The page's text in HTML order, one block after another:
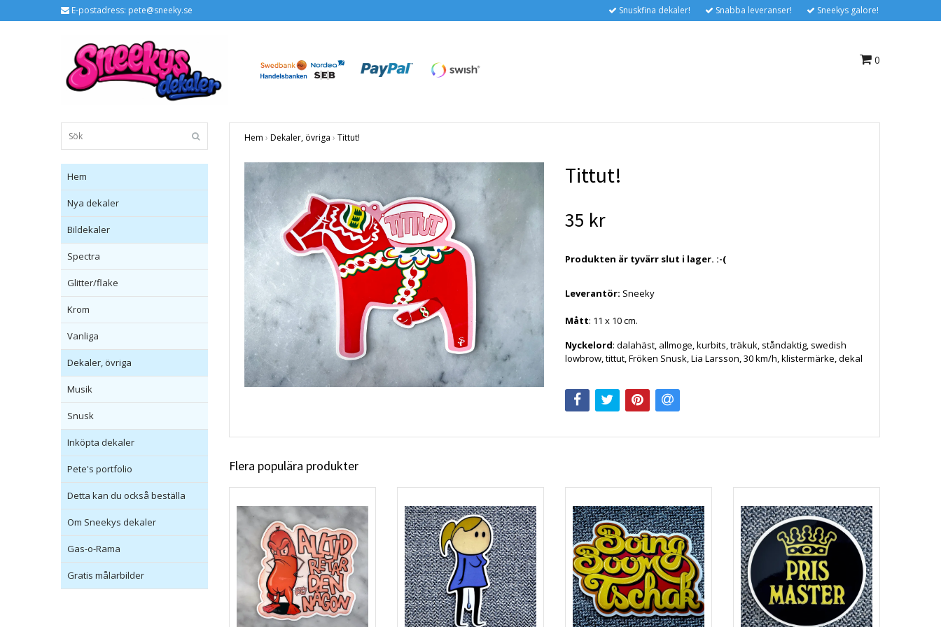
E-postadress: pete@sneeky.se Snuskfina dekaler! Snabba leveranser! Sneekys galore!
0
Hem
Nya dekaler
Bildekaler
Spectra
Glitter/flake
Krom
Vanliga
Dekaler, övriga
Musik
Snusk
Inköpta dekaler
Pete's portfolio
Detta kan du också beställa
Om Sneekys dekaler
Gas-o-Rama
Gratis målarbilder
Hem › Dekaler, övriga › Tittut!
Tittut!
35 kr
Produkten är tyvärr slut i lager. :-(
Leverantör: Sneeky
Mått: 11 x 10 cm.
Nyckelord: dalahäst, allmoge, kurbits, träkuk, ståndaktig, swedish
lowbrow, tittut, Fröken Snusk, Lia Larsson, 30 km/h, klistermärke, dekal
Flera populära produkter